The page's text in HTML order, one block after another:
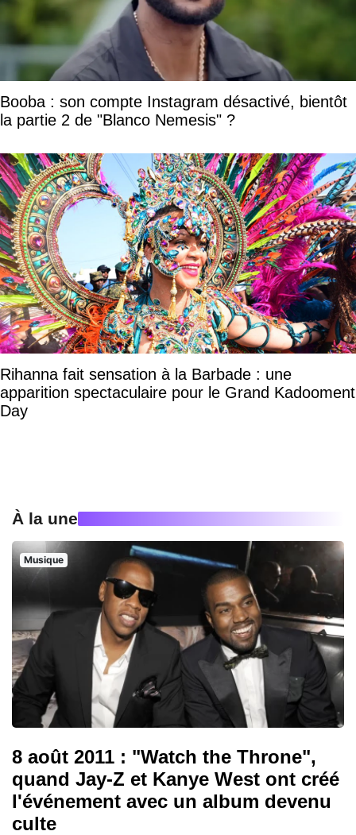
Booba : son compte Instagram désactivé, bientôt
la partie 2 de "Blanco Nemesis" ?
Rihanna fait sensation à la Barbade : une
apparition spectaculaire pour le Grand Kadooment
Day
À la une
Musique
8 août 2011 : "Watch the Throne",
quand Jay-Z et Kanye West ont créé
l'événement avec un album devenu
culte